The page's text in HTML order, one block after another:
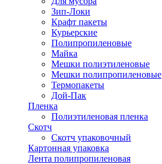
Зип-Локи
Крафт пакеты
Курьерские
Полипропиленовые
Майка
Мешки полиэтиленовые
Мешки полипропиленовые
Термопакеты
Дой-Пак
Пленка
Полиэтиленовая пленка
Скотч
Скотч упаковочный
Картонная упаковка
Лента полипропиленовая